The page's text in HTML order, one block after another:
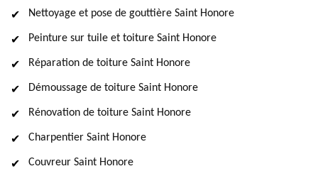
Nettoyage et pose de gouttière Saint Honore
Peinture sur tuile et toiture Saint Honore
Réparation de toiture Saint Honore
Démoussage de toiture Saint Honore
Rénovation de toiture Saint Honore
Charpentier Saint Honore
Couvreur Saint Honore